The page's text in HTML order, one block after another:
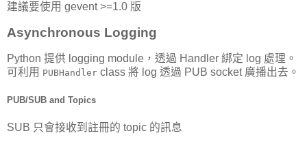
建議要使用 gevent >=1.0 版
Asynchronous Logging
Python 提供 logging module，透過 Handler 綁定 log 處理。
可利用 PUBHandler class 將 log 透過 PUB socket 廣播出去。
PUB/SUB and Topics
SUB 只會接收到註冊的 topic 的訊息